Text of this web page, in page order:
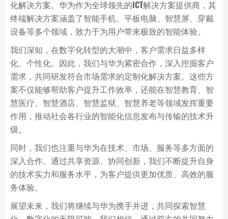
化解决方案。华为作为全球领先的ICT解决方案提供商，其
终端解决方案涵盖了智能手机、平板电脑、智慧屏、穿戴
设备等多个领域，致力于为用户带来极致的智能体验。
我们深知，在数字化转型的大潮中，客户需求日益多样
化、个性化。因此，我们与华为紧密合作，深入挖掘客户
需求，共同研发符合市场需求的定制化解决方案。这些方
案不仅能够帮助客户提升工作效率，还能在智慧教育、智
慧医疗、智慧酒店、智慧监狱、智慧养老等领域发挥重要
作用，推动社会各行业的智能化信息发布与传输的技术升
级。
同时，我们也注重与华为在技术、市场、服务等多方面的
深入合作。通过共享资源、协同创新，我们不断提升自身
的技术实力和服务水平，为客户提供更加优质、高效的服
务体验。
展望未来，我们将继续与华为携手并进，共同探索智慧